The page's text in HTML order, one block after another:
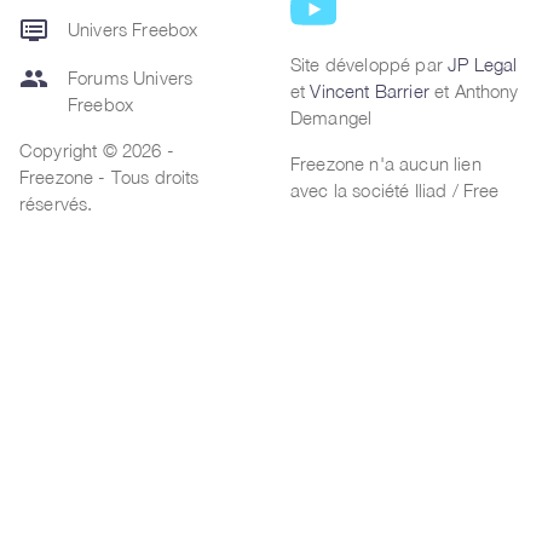
dvr Univers Freebox
group
Forums Univers
Freebox
Copyright © 2026 -
Freezone - Tous droits
réservés.
Site développé parJP Legal
etVincent Barrieret Anthony
Demangel
Freezone n'a aucun lien
avec la société Iliad / Free